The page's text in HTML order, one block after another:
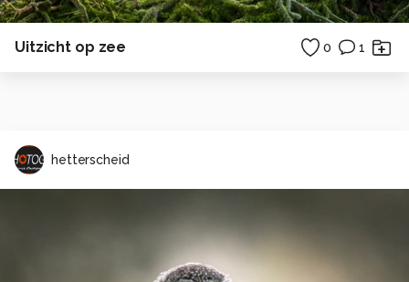
Uitzicht op zee 0 1
hetterscheid